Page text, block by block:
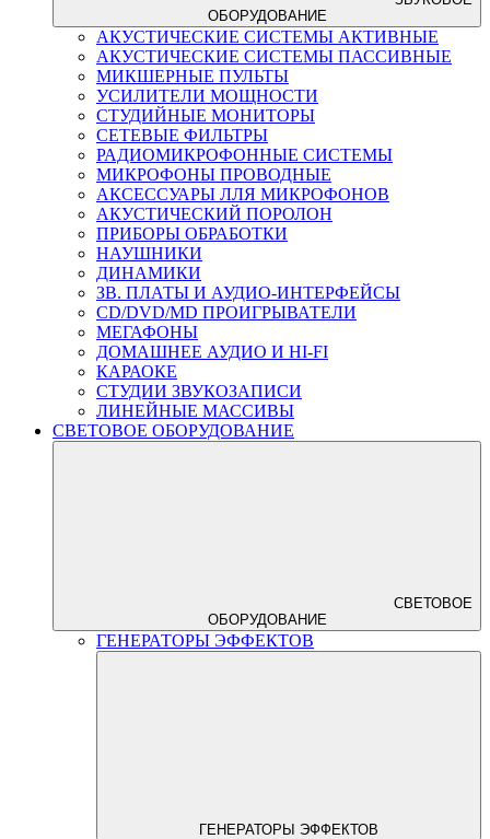
ОБОРУДОВАНИЕ
АКУСТИЧЕСКИЕ СИСТЕМЫ АКТИВНЫЕ
АКУСТИЧЕСКИЕ СИСТЕМЫ ПАССИВНЫЕ
МИКШЕРНЫЕ ПУЛЬТЫ
УСИЛИТЕЛИ МОЩНОСТИ
СТУДИЙНЫЕ МОНИТОРЫ
СЕТЕВЫЕ ФИЛЬТРЫ
РАДИОМИКРОФОННЫЕ СИСТЕМЫ
МИКРОФОНЫ ПРОВОДНЫЕ
АКСЕССУАРЫ ЛЛЯ МИКРОФОНОВ
АКУСТИЧЕСКИЙ ПОРОЛОН
ПРИБОРЫ ОБРАБОТКИ
НАУШНИКИ
ДИНАМИКИ
ЗВ. ПЛАТЫ И АУДИО-ИНТЕРФЕЙСЫ
CD/DVD/MD ПРОИГРЫВАТЕЛИ
МЕГАФОНЫ
ДОМАШНЕЕ АУДИО И HI-FI
КАРАОКЕ
СТУДИИ ЗВУКОЗАПИСИ
ЛИНЕЙНЫЕ МАССИВЫ
СВЕТОВОЕ ОБОРУДОВАНИЕ
СВЕТОВОЕ
ОБОРУДОВАНИЕ
ГЕНЕРАТОРЫ ЭФФЕКТОВ
ГЕНЕРАТОРЫ ЭФФЕКТОВ